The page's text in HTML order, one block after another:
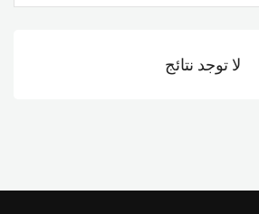
لا توجد نتائج